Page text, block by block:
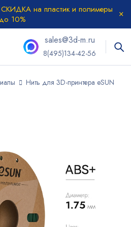
СКИДКА на пластик и полимеры
10%
sales@3d-m.ru
8(495)134-42-56
Нить для 3D-принтера eSUN